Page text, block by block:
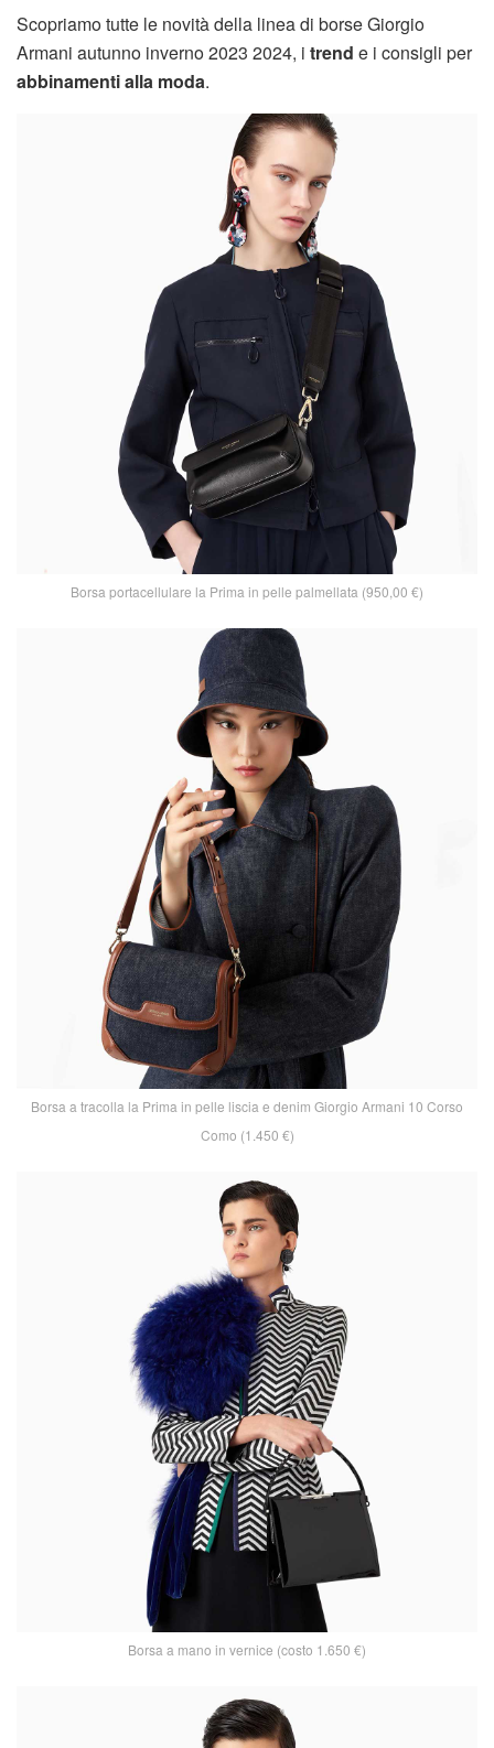
Scopriamo tutte le novità della linea di borse Giorgio
Armani autunno inverno 2023 2024, i trend e i consigli per
abbinamenti alla moda.
Borsa portacellulare la Prima in pelle palmellata (950,00 €)
Borsa a tracolla la Prima in pelle liscia e denim Giorgio Armani 10 Corso
Como (1.450 €)
Borsa a mano in vernice (costo 1.650 €)